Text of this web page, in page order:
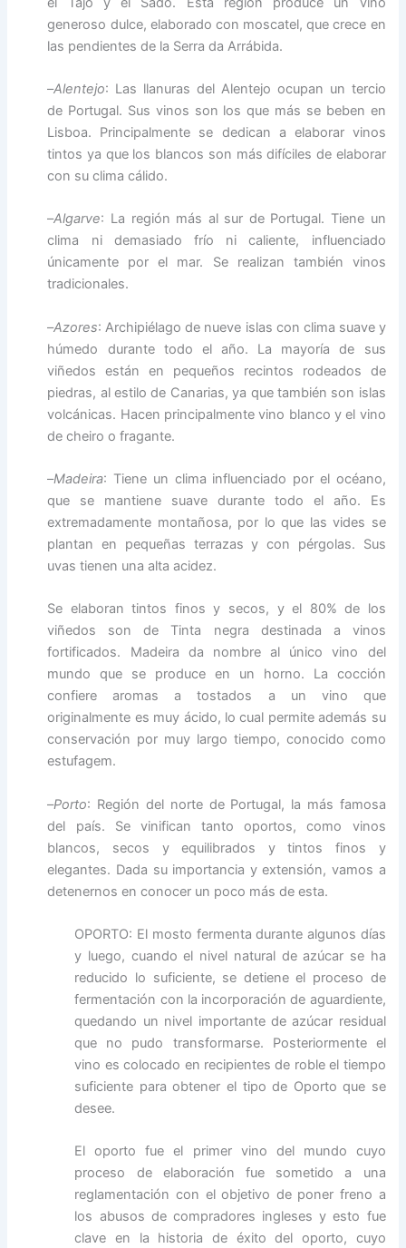
generoso dulce, elaborado con moscatel, que crece en
las pendientes de la Serra da Arrábida.
–Alentejo: Las llanuras del Alentejo ocupan un tercio
de Portugal. Sus vinos son los que más se beben en
Lisboa. Principalmente se dedican a elaborar vinos
tintos ya que los blancos son más difíciles de elaborar
con su clima cálido.
–Algarve: La región más al sur de Portugal. Tiene un
clima ni demasiado frío ni caliente, influenciado
únicamente por el mar. Se realizan también vinos
tradicionales.
–Azores: Archipiélago de nueve islas con clima suave y
húmedo durante todo el año. La mayoría de sus
viñedos están en pequeños recintos rodeados de
piedras, al estilo de Canarias, ya que también son islas
volcánicas. Hacen principalmente vino blanco y el vino
de cheiro o fragante.
–Madeira: Tiene un clima influenciado por el océano,
que se mantiene suave durante todo el año. Es
extremadamente montañosa, por lo que las vides se
plantan en pequeñas terrazas y con pérgolas. Sus
uvas tienen una alta acidez.
Se elaboran tintos finos y secos, y el 80% de los
viñedos son de Tinta negra destinada a vinos
fortificados. Madeira da nombre al único vino del
mundo que se produce en un horno. La cocción
confiere aromas a tostados a un vino que
originalmente es muy ácido, lo cual permite además su
conservación por muy largo tiempo, conocido como
estufagem.
–Porto: Región del norte de Portugal, la más famosa
del país. Se vinifican tanto oportos, como vinos
blancos, secos y equilibrados y tintos finos y
elegantes. Dada su importancia y extensión, vamos a
detenernos en conocer un poco más de esta.
OPORTO: El mosto fermenta durante algunos días
y luego, cuando el nivel natural de azúcar se ha
reducido lo suficiente, se detiene el proceso de
fermentación con la incorporación de aguardiente,
quedando un nivel importante de azúcar residual
que no pudo transformarse. Posteriormente el
vino es colocado en recipientes de roble el tiempo
suficiente para obtener el tipo de Oporto que se
desee.
El oporto fue el primer vino del mundo cuyo
proceso de elaboración fue sometido a una
reglamentación con el objetivo de poner freno a
los abusos de compradores ingleses y esto fue
clave en la historia de éxito del oporto, cuyo